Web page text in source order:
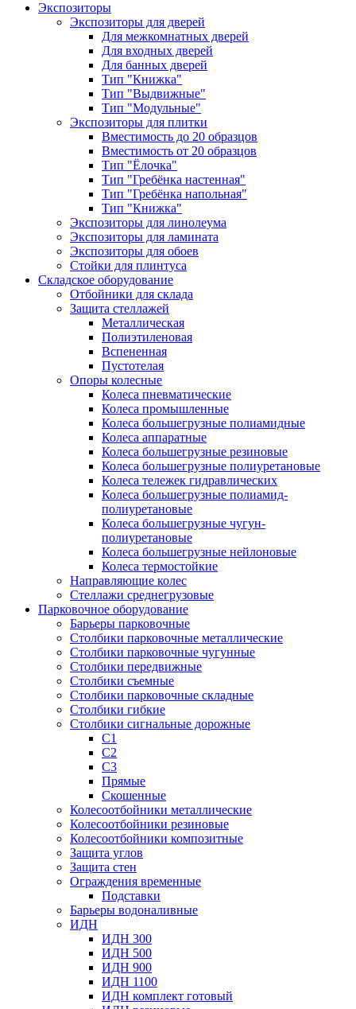
Экспозиторы
Экспозиторы для дверей
Для межкомнатных дверей
Для входных дверей
Для банных дверей
Тип "Книжка"
Тип "Выдвижные"
Тип "Модульные"
Экспозиторы для плитки
Вместимость до 20 образцов
Вместимость от 20 образцов
Тип "Ёлочка"
Тип "Гребёнка настенная"
Тип "Гребёнка напольная"
Тип "Книжка"
Экспозиторы для линолеума
Экспозиторы для ламината
Экспозиторы для обоев
Стойки для плинтуса
Складское оборудование
Отбойники для склада
Защита стеллажей
Металлическая
Полиэтиленовая
Вспененная
Пустотелая
Опоры колесные
Колеса пневматические
Колеса промышленные
Колеса большегрузные полиамидные
Колеса аппаратные
Колеса большегрузные резиновые
Колеса большегрузные полиуретановые
Колеса тележек гидравлических
Колеса большегрузные полиамид-
полиуретановые
Колеса большегрузные чугун-
полиуретановые
Колеса большегрузные нейлоновые
Колеса термостойкие
Направляющие колес
Стеллажи среднегрузовые
Парковочное оборудование
Барьеры парковочные
Столбики парковочные металлические
Столбики парковочные чугунные
Столбики передвижные
Столбики съемные
Столбики парковочные складные
Столбики гибкие
Столбики сигнальные дорожные
С1
С2
С3
Прямые
Скошенные
Колесоотбойники металлические
Колесоотбойники резиновые
Колесоотбойники композитные
Защита углов
Защита стен
Ограждения временные
Подставки
Барьеры водоналивные
ИДН
ИДН 300
ИДН 500
ИДН 900
ИДН 1100
ИДН комплект готовый